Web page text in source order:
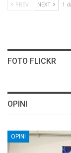
PREV NEXT 1
FOTO FLICKR
OPINI
OPINI